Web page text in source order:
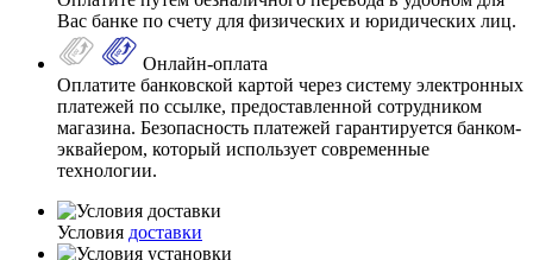
Вас банке по счету для физических и юридических лиц.
Онлайн-оплата
Оплатите банковской картой через систему электронных
платежей по ссылке, предоставленной сотрудником
магазина. Безопасность платежей гарантируется банком-
эквайером, который использует современные
технологии.
Условия доставки